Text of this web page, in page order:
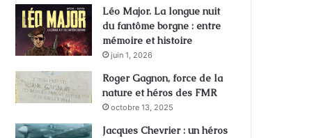
Léo Major. La longue nuit
du fantôme borgne : entre
mémoire et histoire
juin 1, 2026
Roger Gagnon, force de la
nature et héros des FMR
octobre 13, 2025
Jacques Chevrier : un héros